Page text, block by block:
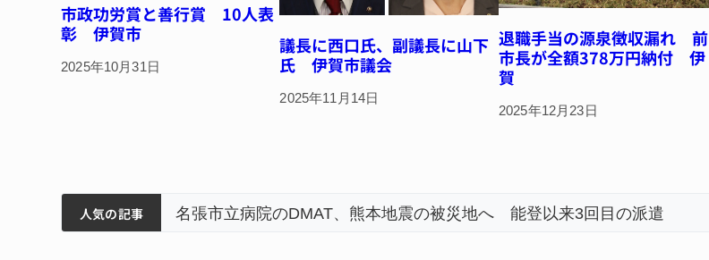
市政功労賞と善行賞 10人表
彰 伊賀市
2025年10月31日
議長に西口氏、副議長に山下
氏 伊賀市議会
2025年11月14日
退職手当の源泉徴収漏れ 前
市長が全額378万円納付 伊
賀
2025年12月23日
人気の記事
ィアで清掃 伊賀 名張市立病院のDMAT、熊本地震の被災地へ 能登以来3回目の派遣